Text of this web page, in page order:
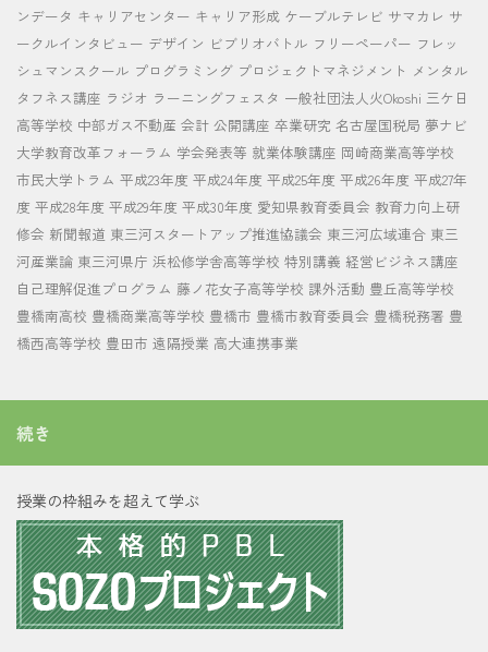
ンデータ キャリアセンター キャリア形成 ケーブルテレビ サマカレ サ
ークルインタビュー デザイン ビブリオバトル フリーペーパー フレッ
シュマンスクール プログラミング プロジェクトマネジメント メンタル
タフネス講座 ラジオ ラーニングフェスタ 一般社団法人火Okoshi 三ケ日
高等学校 中部ガス不動産 会計 公開講座 卒業研究 名古屋国税局 夢ナビ
大学教育改革フォーラム 学会発表等 就業体験講座 岡崎商業高等学校
市民大学トラム 平成23年度 平成24年度 平成25年度 平成26年度 平成27年
度 平成28年度 平成29年度 平成30年度 愛知県教育委員会 教育力向上研
修会 新聞報道 東三河スタートアップ推進協議会 東三河広域連合 東三
河産業論 東三河県庁 浜松修学舎高等学校 特別講義 経営ビジネス講座
自己理解促進プログラム 藤ノ花女子高等学校 課外活動 豊丘高等学校
豊橋南高校 豊橋商業高等学校 豊橋市 豊橋市教育委員会 豊橋税務署 豊
橋西高等学校 豊田市 遠隔授業 高大連携事業
続き
授業の枠組みを超えて学ぶ